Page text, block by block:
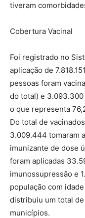
tiveram
Cobertura Vacinal
Foi registrado no
aplicação de
pessoas foram
do total) e
o que representa
Do total de
3.009.444 tomaram
imunizante de dose
foram aplicadas
imunossupressão e
população com
distribuiu um total
municípios.